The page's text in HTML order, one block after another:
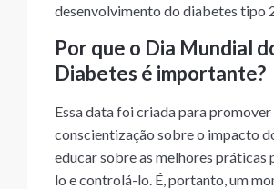
desenvolvimento do diabetes tipo
Por que o Dia Mundial
Diabetes é importante?
Essa data foi criada para promover
conscientização sobre o impacto
educar sobre as melhores práticas
lo e controlá-lo. É, portanto, um